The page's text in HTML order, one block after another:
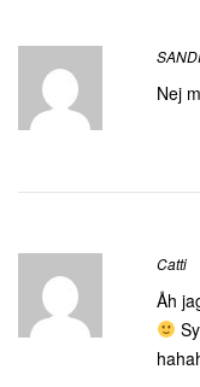
Nej
Catti
Åh